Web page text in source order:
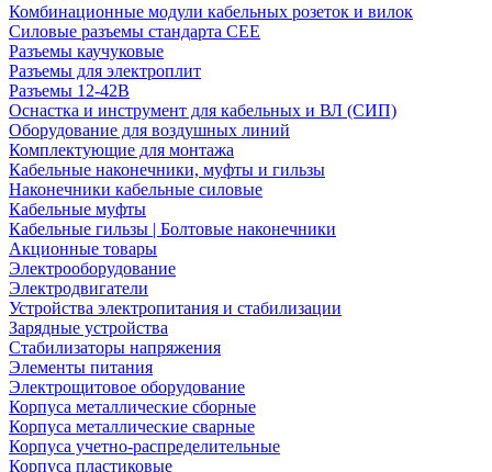
Комбинационные модули кабельных розеток и вилок
Силовые разъемы стандарта CEE
Разъемы каучуковые
Разъемы для электроплит
Разъемы 12-42В
Оснастка и инструмент для кабельных и ВЛ (СИП)
Оборудование для воздушных линий
Комплектующие для монтажа
Кабельные наконечники, муфты и гильзы
Наконечники кабельные силовые
Кабельные муфты
Кабельные гильзы | Болтовые наконечники
Акционные товары
Электрооборудование
Электродвигатели
Устройства электропитания и стабилизации
Зарядные устройства
Стабилизаторы напряжения
Элементы питания
Электрощитовое оборудование
Корпуса металлические сборные
Корпуса металлические сварные
Корпуса учетно-распределительные
Корпуса пластиковые